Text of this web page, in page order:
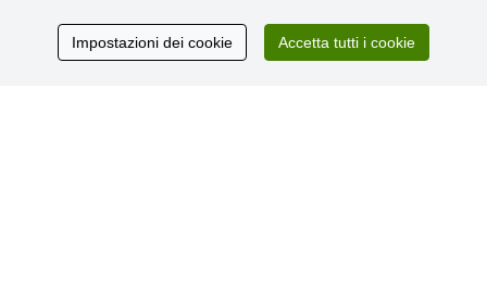
Impostazioni dei cookie Accetta tutti i cookie